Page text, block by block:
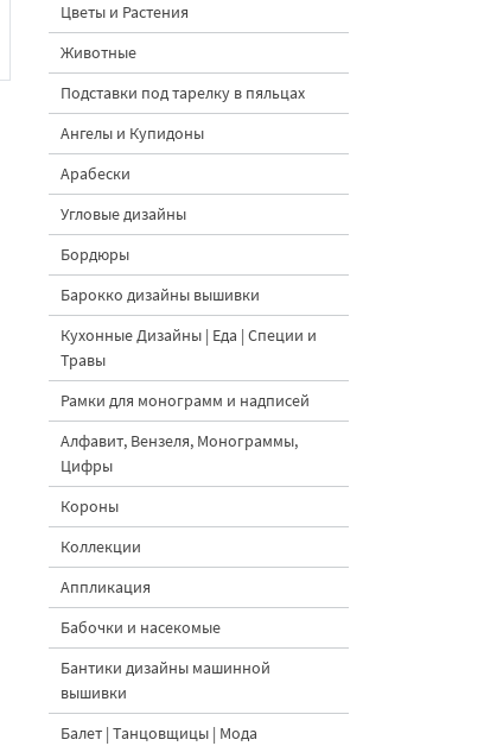
Цветы и Растения
Животные
Подставки под тарелку в пяльцах
Ангелы и Купидоны
Арабески
Угловые дизайны
Бордюры
Барокко дизайны вышивки
Кухонные Дизайны | Еда | Специи и
Травы
Рамки для монограмм и надписей
Алфавит, Вензеля, Монограммы,
Цифры
Короны
Коллекции
Аппликация
Бабочки и насекомые
Бантики дизайны машинной
вышивки
Балет | Танцовщицы | Мода